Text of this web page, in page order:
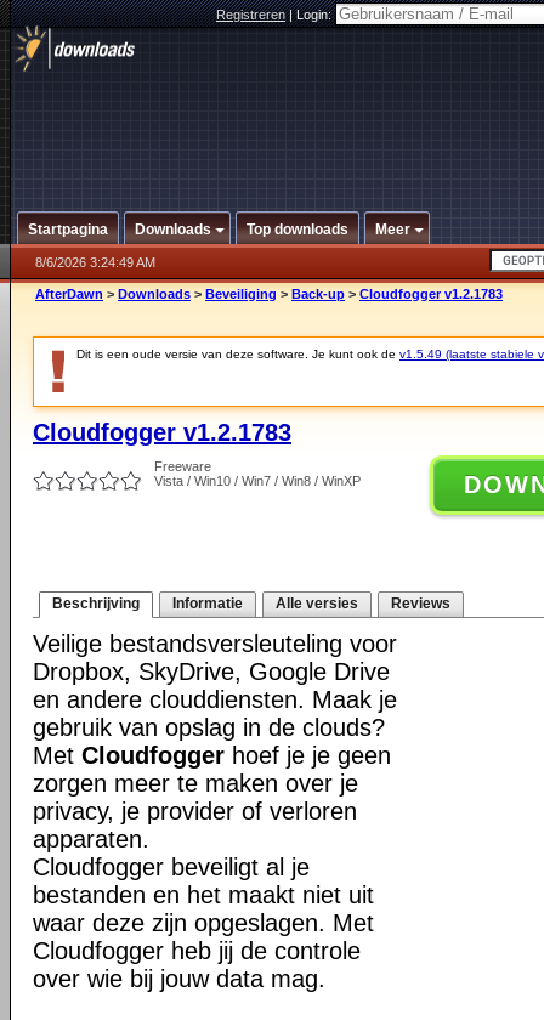
Registreren|Login:
Startpagina Downloads Top downloads Meer
8/6/2026 3:24:49 AM
AfterDawn > Downloads > Beveiliging > Back-up > Cloudfogger v1.2.1783
Dit is een oude versie van deze software. Je kunt ook de v1.5.49 (laatste stabiele
Cloudfogger v1.2.1783
Freeware
Vista / Win10 / Win7 / Win8 / WinXP
Beschrijving Informatie Alle versies Reviews
Veilige bestandsversleuteling voor
Dropbox, SkyDrive, Google Drive
en andere clouddiensten. Maak je
gebruik van opslag in de clouds?
Met Cloudfogger hoef je je geen
zorgen meer te maken over je
privacy, je provider of verloren
apparaten.
Cloudfogger beveiligt al je
bestanden en het maakt niet uit
waar deze zijn opgeslagen. Met
Cloudfogger heb jij de controle
over wie bij jouw data mag.